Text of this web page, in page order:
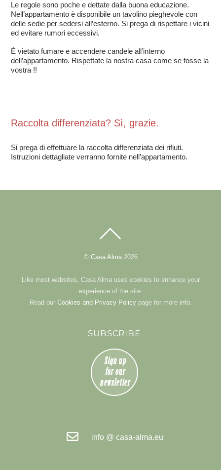
Le regole sono poche e dettate dalla buona educazione.
Nell’appartamento è disponibile un tavolino pieghevole con
delle sedie per sedersi all’esterno. Si prega di rispettare i vicini
ed evitare rumori eccessivi.
È vietato fumare e accendere candele all’interno
dell’appartamento. Rispettate la nostra casa come se fosse la
vostra !!
Raccolta differenziata? Sì, grazie.
Si prega di effettuare la raccolta differenziata dei rifiuti.
Istruzioni dettagliate verranno fornite nell’appartamento.
© Casa Alma2026
Like most websites, Casa Alma uses cookies to enhance your
experience of the site.
Read our Cookies and Privacy Policypage for more info.
SUBSCRIBE
info @ casa-alma.eu